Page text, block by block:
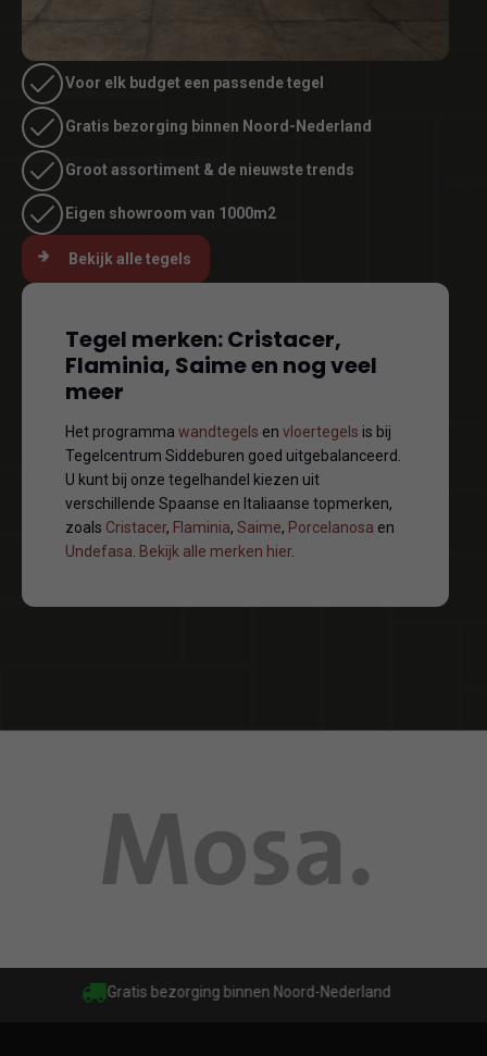
Voor elk budget een passende tegel
Gratis bezorging binnen Noord-Nederland
Groot assortiment & de nieuwste trends
Eigen showroom van 1000m2
Bekijk alle tegels
Tegel merken: Cristacer,
Flaminia, Saime en nog veel
meer
Het programma wandtegels en vloertegels is bij
Tegelcentrum Siddeburen goed uitgebalanceerd.
U kunt bij onze tegelhandel kiezen uit
verschillende Spaanse en Italiaanse topmerken,
zoals Cristacer, Flaminia, Saime, Porcelanosa en
Undefasa Bekijk alle merken hier.
Gratis bezorging binnen Noord-Nederland